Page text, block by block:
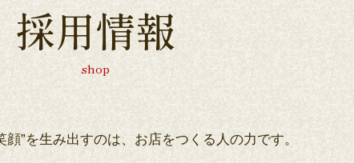
採用情報
shop
”を生み出すのは、 お店をつくる人の力です。